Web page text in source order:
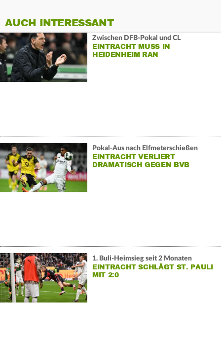
AUCH INTERESSANT
Zwischen DFB-Pokal und CL
EINTRACHT MUSS IN
HEIDENHEIM RAN
Pokal-Aus nach Elfmeterschießen
EINTRACHT VERLIERT
DRAMATISCH GEGEN BVB
1. Buli-Heimsieg seit 2 Monaten
EINTRACHT SCHLÄGT ST. PAULI
MIT 2:0